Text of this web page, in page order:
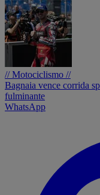
// Motociclismo //
Bagnaia vence corrida
fulminante
WhatsApp